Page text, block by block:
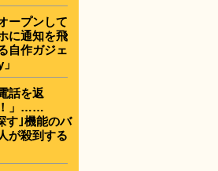
ープンして
に通知を飛
自作ガジェ
話を返
」……
す｣機能のバ
が殺到する